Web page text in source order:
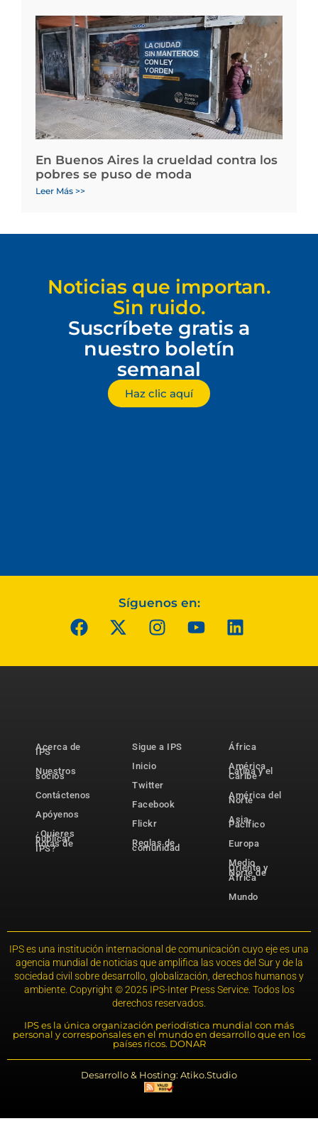
En Buenos Aires la crueldad contra los
pobres se puso de moda
Leer Más >>
Noticias que importan.
Sin ruido.
Suscríbete gratis a
nuestro boletín
semanal
Haz clic aquí
Síguenos en:
Acerca de
IPS
Nuestros
socios
Contáctenos
Apóyenos
¿Quieres
publicar
notas de
IPS?
Sigue a IPS
Inicio
Twitter
Facebook
Flickr
Reglas de
comunidad
África
América
Latina y el
Caribe
América del
Norte
Asia-
Pacífico
Europa
Medio
Oriente y
Norte de
África
Mundo
IPS es una institución internacional de comunicación cuyo eje es una
agencia mundial de noticias que amplifica las voces del Sur y de la
sociedad civil sobre desarrollo, globalización, derechos humanos y
ambiente. Copyright © 2025 IPS-Inter Press Service. Todos los
derechos reservados.
IPS es la única organización periodística mundial con más
personal y corresponsales en el mundo en desarrollo que en los
países ricos. DONAR
Desarrollo & Hosting: Atiko.Studio